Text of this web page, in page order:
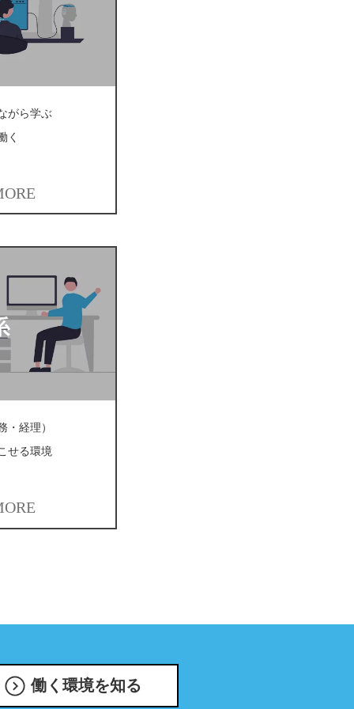
がら学ぶ
く
・経理）
せる環境
働く環境を知る